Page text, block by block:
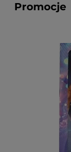
Promocje